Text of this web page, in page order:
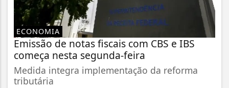
ECONOMIA
Emissão de notas fiscais com CBS e IBS
começa nesta segunda-feira
Medida integra implementação da reforma
tributária